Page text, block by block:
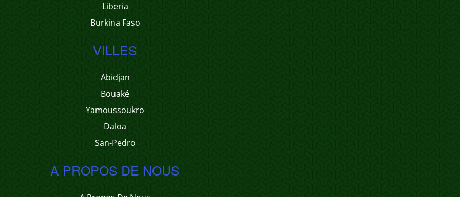
Liberia
Burkina Faso
VILLES
Abidjan
Bouaké
Yamoussoukro
Daloa
San-Pedro
A PROPOS DE NOUS